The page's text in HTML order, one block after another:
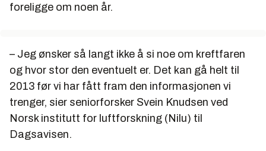
foreligge om noen år.
– Jeg ønsker så langt ikke å si noe om kreftfaren
og hvor stor den eventuelt er. Det kan gå helt til
2013 før vi har fått fram den informasjonen vi
trenger, sier seniorforsker Svein Knudsen ved
Norsk institutt for luftforskning (Nilu) til
Dagsavisen.